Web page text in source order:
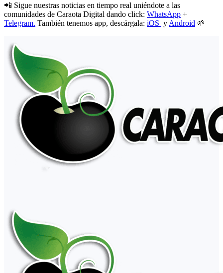
📲 Sigue nuestras noticias en tiempo real uniéndote a las
comunidades de Caraota Digital dando click: WhatsApp +
Telegram. También tenemos app, descárgala: iOS y Android 🌱